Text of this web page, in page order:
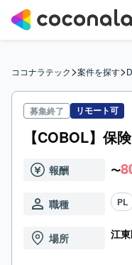
ココナラテック>案件を探す>
募集終了 リモート可
【COBOL】保
報酬 〜
職種 PL
場所 江東